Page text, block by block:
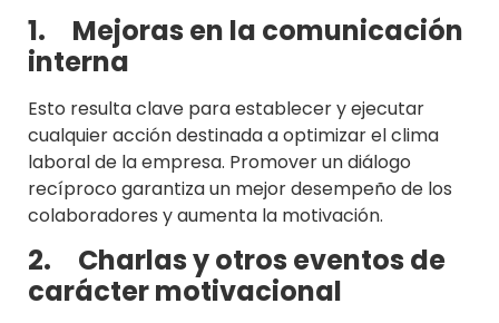
1.
Mejoras en la comunicación
interna
Esto resulta clave para establecer y ejecutar
cualquier acción destinada a optimizar el clima
laboral de la empresa. Promover un diálogo
recíproco garantiza un mejor desempeño de los
colaboradores y aumenta la motivación.
2.
Charlas y otros eventos de
carácter motivacional